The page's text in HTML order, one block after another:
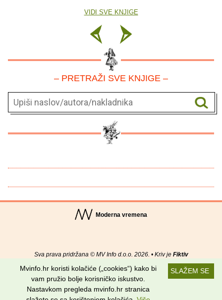
VIDI SVE KNJIGE
– PRETRAŽI SVE KNJIGE –
Moderna vremena
Sva prava pridržana © MV Info d.o.o. 2026. • Kriv je Fiktiv
Uvjeti korištenja RSS kanali
Potraži nas na:
SLAŽEM SE
Mvinfo.hr koristi kolačiće („cookies“) kako bi
vam pružio bolje korisničko iskustvo.
Nastavkom pregleda mvinfo.hr stranica